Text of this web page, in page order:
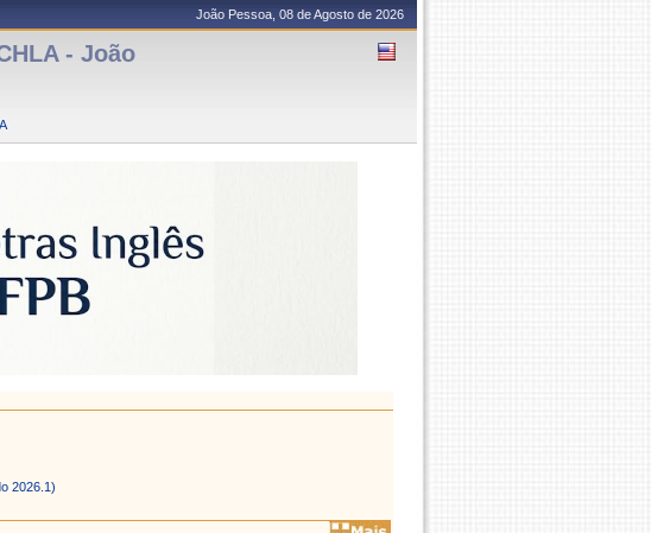
João Pessoa, 08 de Agosto de 2026
- João
2026.1)